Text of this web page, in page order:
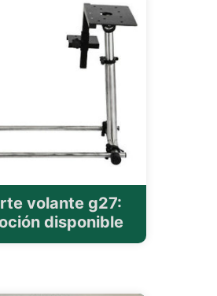
volante g27:
disponible